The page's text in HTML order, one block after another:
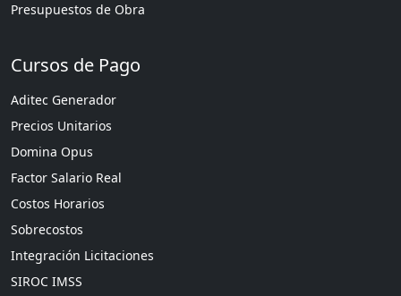
Presupuestos de Obra
Cursos de Pago
Aditec Generador
Precios Unitarios
Domina Opus
Factor Salario Real
Costos Horarios
Sobrecostos
Integración Licitaciones
SIROC IMSS